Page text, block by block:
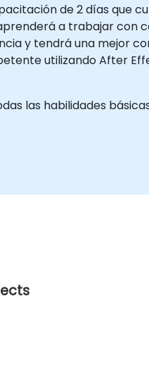
de 2 días que
a trabajar con
y tendrá una mejor
utilizando After
las habilidades